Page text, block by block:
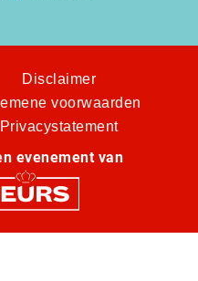
Disclaimer
voorwaarden
Privacystatement
evenement van